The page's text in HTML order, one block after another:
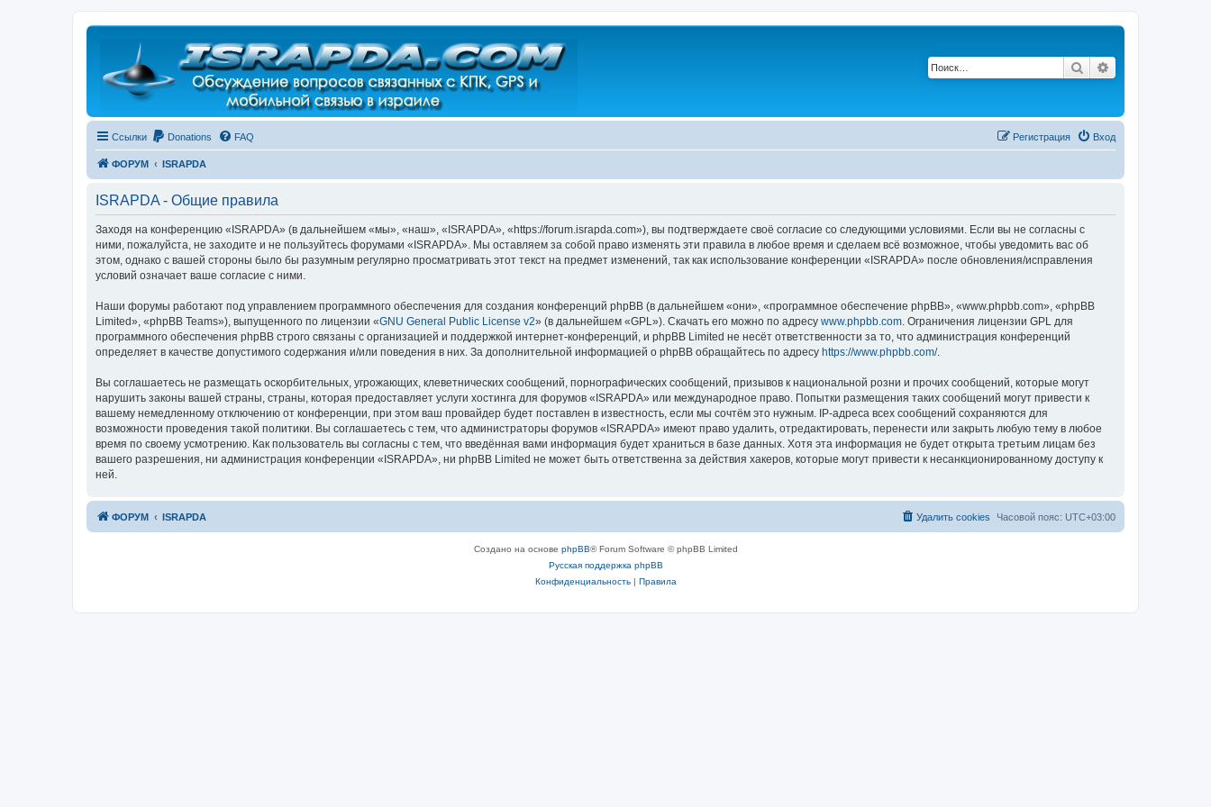
Регистрация
Поиск
Ссылки Donations FAQ Вход
Регистрация
ФОРУМ ISRAPDA
ISRAPDA - Общие правила
Заходя на конференцию «ISRAPDA» (в дальнейшем «мы», «наш», «ISRAPDA», «https://forum.israpda.com»), вы подтверждаете своё согласие со следующими условиями. Если вы не согласны с
ними, пожалуйста, не заходите и не пользуйтесь форумами «ISRAPDA». Мы оставляем за собой право изменять эти правила в любое время и сделаем всё возможное, чтобы уведомить вас об
этом, однако с вашей стороны было бы разумным регулярно просматривать этот текст на предмет изменений, так как использование конференции «ISRAPDA» после обновления/исправления
условий означает ваше согласие с ними.
Наши форумы работают под управлением программного обеспечения для создания конференций phpBB (в дальнейшем «они», «программное обеспечение phpBB», «www.phpbb.com», «phpBB
Limited», «phpBB Teams»), выпущенного по лицензии «GNU General Public License v2» (в дальнейшем «GPL»). Скачать его можно по адресу www.phpbb.com. Ограничения лицензии GPL для
программного обеспечения phpBB строго связаны с организацией и поддержкой интернет-конференций, и phpBB Limited не несёт ответственности за то, что администрация конференций
определяет в качестве допустимого содержания и/или поведения в них. За дополнительной информацией о phpBB обращайтесь по адресу https://www.phpbb.com/.
Вы соглашаетесь не размещать оскорбительных, угрожающих, клеветнических сообщений, порнографических сообщений, призывов к национальной розни и прочих сообщений, которые могут
нарушить законы вашей страны, страны, которая предоставляет услуги хостинга для форумов «ISRAPDA» или международное право. Попытки размещения таких сообщений могут привести к
вашему немедленному отключению от конференции, при этом ваш провайдер будет поставлен в известность, если мы сочтём это нужным. IP-адреса всех сообщений сохраняются для
возможности проведения такой политики. Вы соглашаетесь с тем, что администраторы форумов «ISRAPDA» имеют право удалить, отредактировать, перенести или закрыть любую тему в любое
время по своему усмотрению. Как пользователь вы согласны с тем, что введённая вами информация будет храниться в базе данных. Хотя эта информация не будет открыта третьим лицам без
вашего разрешения, ни администрация конференции «ISRAPDA», ни phpBB Limited не может быть ответственна за действия хакеров, которые могут привести к несанкционированному доступу к
ней.
ФОРУМ ISRAPDA Часовой пояс: UTC+03:00
Удалить cookies
Создано на основе phpBB® Forum Software © phpBB Limited
Русская поддержка phpBB
Конфиденциальность| Правила